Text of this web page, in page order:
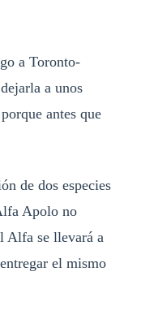
a Toronto-
a unos
antes que
de dos especies
Apolo no
Alfa se llevará a
el mismo